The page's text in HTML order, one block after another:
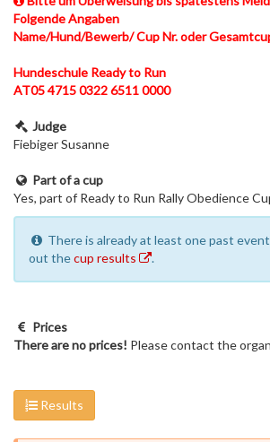
Folgende Angaben
Name/Hund/Bewerb/ Cup Nr. oder
Hundeschule Ready to Run
AT05 4715 0322 6511 0000
Judge
Fiebiger Susanne
Part of a cup
Yes, part of Ready to Run Rally Obedience
There is already at least one past
out thecup results .
Prices
There are no prices! Please contact the
Results